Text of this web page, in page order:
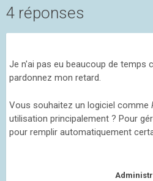
4 réponses
Je n'ai pas eu beaucoup de temps
pardonnez mon retard.
Vous souhaitez un logiciel comme
utilisation principalement ? Pour
pour remplir automatiquement